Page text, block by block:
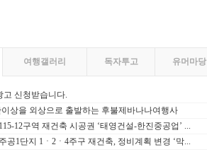
여행갤러리 독자투고 유머마당
고 신청받습니다.
상을 외상으로 출발하는 후불제바나나여행사
12구역 재건축 시공권 ‘태영건설-한진중공업’ ...
공1단지 1ㆍ2ㆍ4주구 재건축, 정비계획 변경 ‘막...